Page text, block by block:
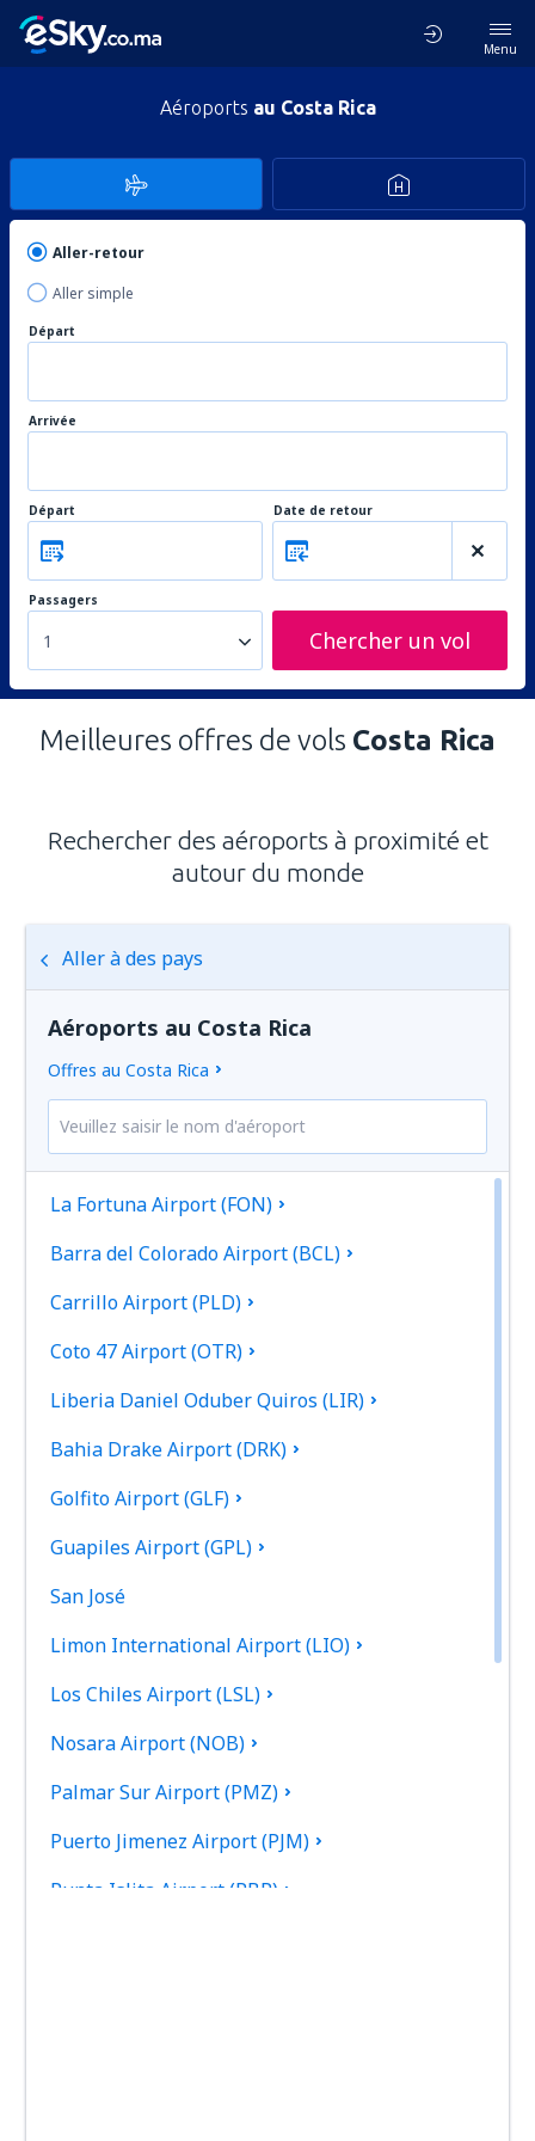
Menu
Aéroports au Costa Rica
Aller-retour
Aller simple
Départ
Arrivée
Départ Date de retour
Passagers
1 Chercher un vol
Meilleures offres de vols Costa Rica
Rechercher des aéroports à proximité et
autour du monde
Aller à des pays
Aéroports au Costa Rica
Offres au Costa Rica
La Fortuna Airport (FON)
Barra del Colorado Airport (BCL)
Carrillo Airport (PLD)
Coto 47 Airport (OTR)
Liberia Daniel Oduber Quiros (LIR)
Bahia Drake Airport (DRK)
Golfito Airport (GLF)
Guapiles Airport (GPL)
San José
Limon International Airport (LIO)
Los Chiles Airport (LSL)
Nosara Airport (NOB)
Palmar Sur Airport (PMZ)
Puerto Jimenez Airport (PJM)
Punta Islita Airport (PBP)